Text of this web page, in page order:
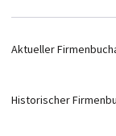
Aktueller
Historischer